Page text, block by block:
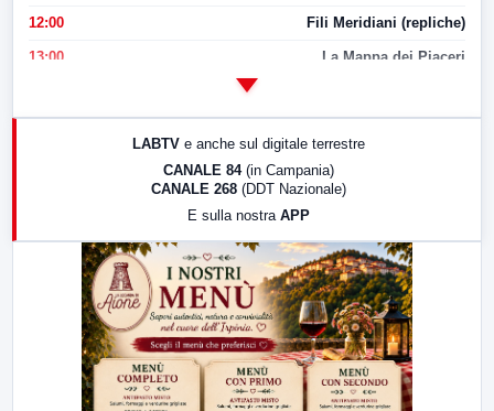
12:00 Fili Meridiani (repliche)
13:00 La Mappa dei Piaceri
LabNews (replica)
LABTV e anche sul digitale terrestre
CANALE 84 (in Campania)
CANALE 268 (DDT Nazionale)
E sulla nostra APP